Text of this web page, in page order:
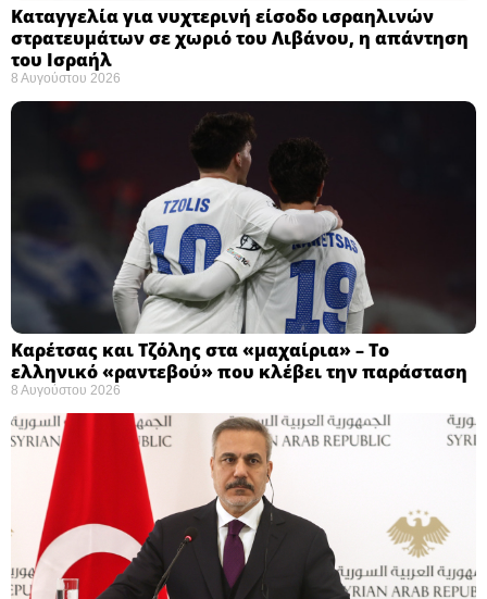
Καταγγελία για νυχτερινή είσοδο ισραηλινών
στρατευμάτων σε χωριό του Λιβάνου, η απάντηση
του Ισραήλ
8 Αυγούστου 2026
Καρέτσας και Τζόλης στα «μαχαίρια» – Το
ελληνικό «ραντεβού» που κλέβει την παράσταση
8 Αυγούστου 2026